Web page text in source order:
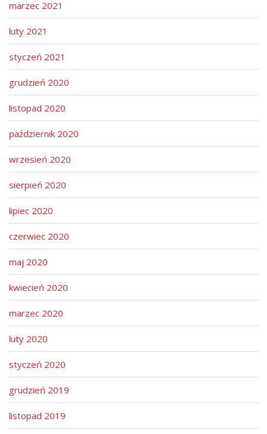
marzec 2021
luty 2021
styczeń 2021
grudzień 2020
listopad 2020
październik 2020
wrzesień 2020
sierpień 2020
lipiec 2020
czerwiec 2020
maj 2020
kwiecień 2020
marzec 2020
luty 2020
styczeń 2020
grudzień 2019
listopad 2019